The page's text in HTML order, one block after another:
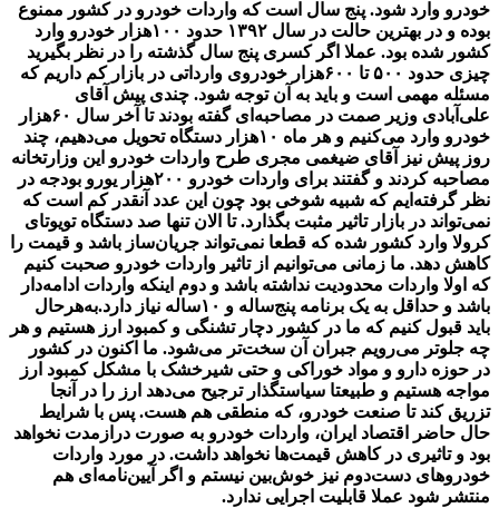
خودرو وارد شود. پنج سال است که واردات خودرو در کشور ممنوع
بوده و در بهترین حالت در سال ۱۳۹۲ حدود ۱۰۰هزار خودرو وارد
کشور شده بود. عملا اگر کسری پنج سال گذشته را در نظر بگیرید
چیزی حدود ۵۰۰ تا ۶۰۰هزار خودروی وارداتی در بازار کم داریم که
مسئله مهمی است و باید به آن توجه شود. چندی پیش آقای
علی‌آبادی وزیر صمت در مصاحبه‌ای گفته بودند تا آخر سال ۶۰هزار
خودرو وارد می‌کنیم و هر ماه ۱۰هزار دستگاه تحویل می‌دهیم، چند
روز پیش نیز آقای ضیغمی مجری طرح واردات خودرو این وزارتخانه
مصاحبه کردند و گفتند برای واردات خودرو ۲۰۰هزار یورو بودجه در
نظر گرفته‌ایم که شبیه شوخی بود چون این عدد آنقدر کم است که
نمی‌تواند در بازار تاثیر مثبت بگذارد. تا الان تنها صد دستگاه تویوتای
کرولا وارد کشور شده که قطعا نمی‌تواند جریان‌ساز باشد و قیمت را
کاهش دهد. ما زمانی می‌توانیم از تاثیر واردات خودرو صحبت کنیم
که اولا واردات محدودیت نداشته باشد و دوم اینکه واردات ادامه‌دار
باشد و حداقل به یک برنامه پنج‌ساله و ۱۰ساله نیاز دارد.به‌هرحال
باید قبول کنیم که ما در کشور دچار تشنگی و کمبود ارز هستیم و هر
چه جلوتر می‌رویم جبران آن سخت‌تر می‌شود. ما اکنون در کشور
در حوزه دارو و مواد خوراکی و حتی شیرخشک با مشکل کمبود ارز
مواجه هستیم و طبیعتا سیاستگذار ترجیح می‌دهد ارز را در آنجا
تزریق کند تا صنعت خودرو، که منطقی هم هست. پس با شرایط
حال حاضر اقتصاد ایران، واردات خودرو به صورت درازمدت نخواهد
بود و تاثیری در کاهش قیمت‌ها نخواهد داشت. در مورد واردات
خودروهای دست‌دوم نیز خوش‌بین نیستم و اگر آیین‌نامه‌ای هم
منتشر شود عملا قابلیت اجرایی ندارد.